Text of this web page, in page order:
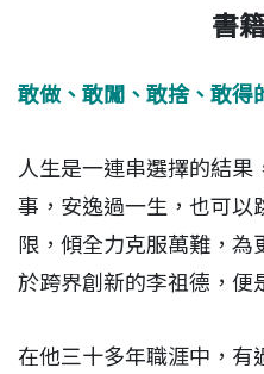
書
敢做、敢闖、敢捨、敢得
人生是一連串選擇的結果
事，安逸過一生，也可以
限，傾全力克服萬難，
於跨界創新的李祖德，便
在他三十多年職涯中，有